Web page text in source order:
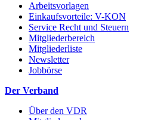
Arbeitsvorlagen
Einkaufsvorteile: V-KON
Service Recht und Steuern
Mitgliederbereich
Mitgliederliste
Newsletter
Jobbörse
Der Verband
Über den VDR